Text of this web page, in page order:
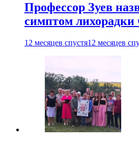
Профессор Зуев
симптом лихорадки
12 месяцев спустя12 месяцев